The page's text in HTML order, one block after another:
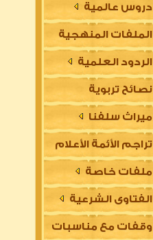
دروس عالمية
الملفات المنهجية
الردود العلمية
نصائح تربوية
ميراث سلفنا
تراجم الأئمة الأعلام
ملفات خاصة
الفتاوى الشرعية
وقفات مع مناسبات